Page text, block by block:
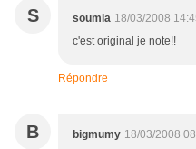
S soumia 18/03/2008
c'est original je note!!
Répondre
B bigmumy 18/03/2008